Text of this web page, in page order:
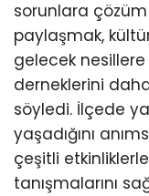
sorunlara çözüm
paylaşmak,
gelecek
derneklerini
söyledi. İlçede
yaşadığını
çeşitli
tanışmalarını